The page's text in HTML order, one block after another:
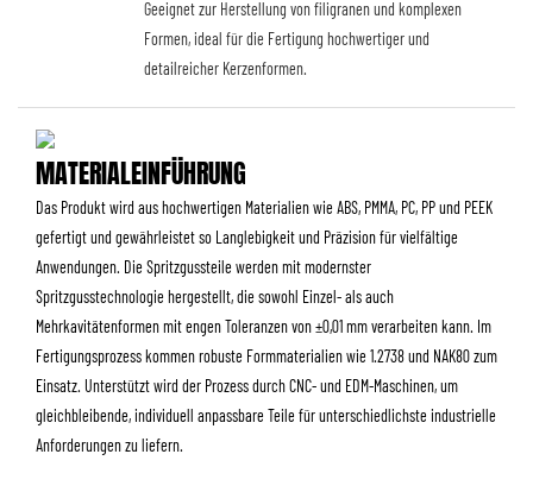
Geeignet zur Herstellung von filigranen und komplexen
Formen, ideal für die Fertigung hochwertiger und
detailreicher Kerzenformen.
MATERIALEINFÜHRUNG
Das Produkt wird aus hochwertigen Materialien wie ABS, PMMA, PC, PP und PEEK
gefertigt und gewährleistet so Langlebigkeit und Präzision für vielfältige
Anwendungen. Die Spritzgussteile werden mit modernster
Spritzgusstechnologie hergestellt, die sowohl Einzel- als auch
Mehrkavitätenformen mit engen Toleranzen von ±0,01 mm verarbeiten kann. Im
Fertigungsprozess kommen robuste Formmaterialien wie 1.2738 und NAK80 zum
Einsatz. Unterstützt wird der Prozess durch CNC- und EDM-Maschinen, um
gleichbleibende, individuell anpassbare Teile für unterschiedlichste industrielle
Anforderungen zu liefern.